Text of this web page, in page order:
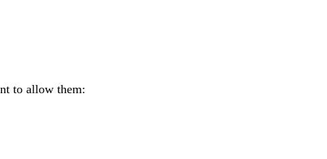
to allow them: